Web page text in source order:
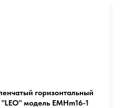
горизонтальный
модель EMHm16-1